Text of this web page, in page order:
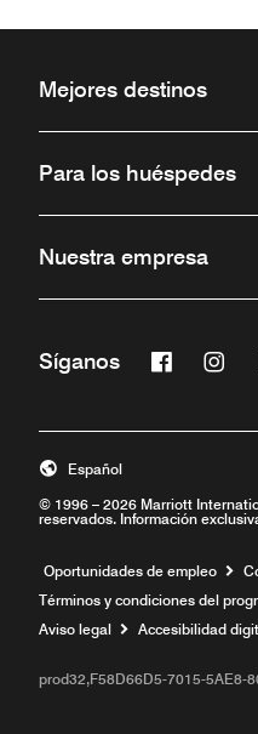
Mejores destinos
Para los huéspedes
Nuestra empresa
Síganos
Abre una
Abre
© 1996 – 2026 Marriott
reservados. Información
Español
Oportunidades de empleo
Términos y condiciones del
Aviso legal
Accesibilidad
prod32,F58D66D5-7015-5AE8-